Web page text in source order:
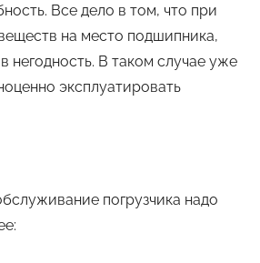
Все дело в том, что при
на место подшипника,
негодность. В таком случае уже
эксплуатировать
погрузчика надо